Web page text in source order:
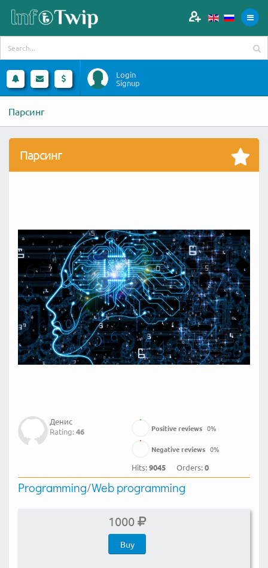
Login
Signup
Парсинг
Парсинг
Денис
Rating:46 Positive reviews 0%
Negative reviews 0%
Hits:9045 Orders:0
Programming/Web programming
1000
Buy